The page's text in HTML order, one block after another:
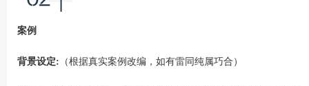
案例
背景设定: （根据真实案例改编，如有雷同纯属巧合）